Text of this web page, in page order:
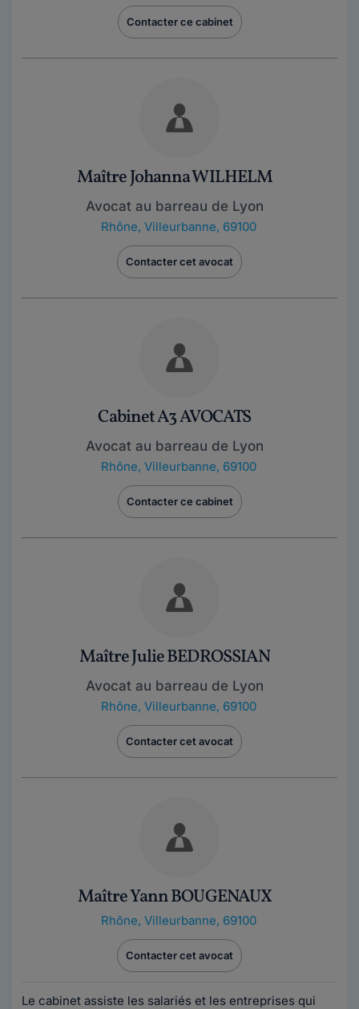
Contacter ce cabinet
Maître Johanna WILHELM
Avocat au barreau de Lyon
Rhône, Villeurbanne, 69100
Contacter cet avocat
Cabinet A3 AVOCATS
Avocat au barreau de Lyon
Rhône, Villeurbanne, 69100
Contacter ce cabinet
Maître Julie BEDROSSIAN
Avocat au barreau de Lyon
Rhône, Villeurbanne, 69100
Contacter cet avocat
Maître Yann BOUGENAUX
Rhône, Villeurbanne, 69100
Contacter cet avocat
Le cabinet assiste les salariés et les entreprises qui